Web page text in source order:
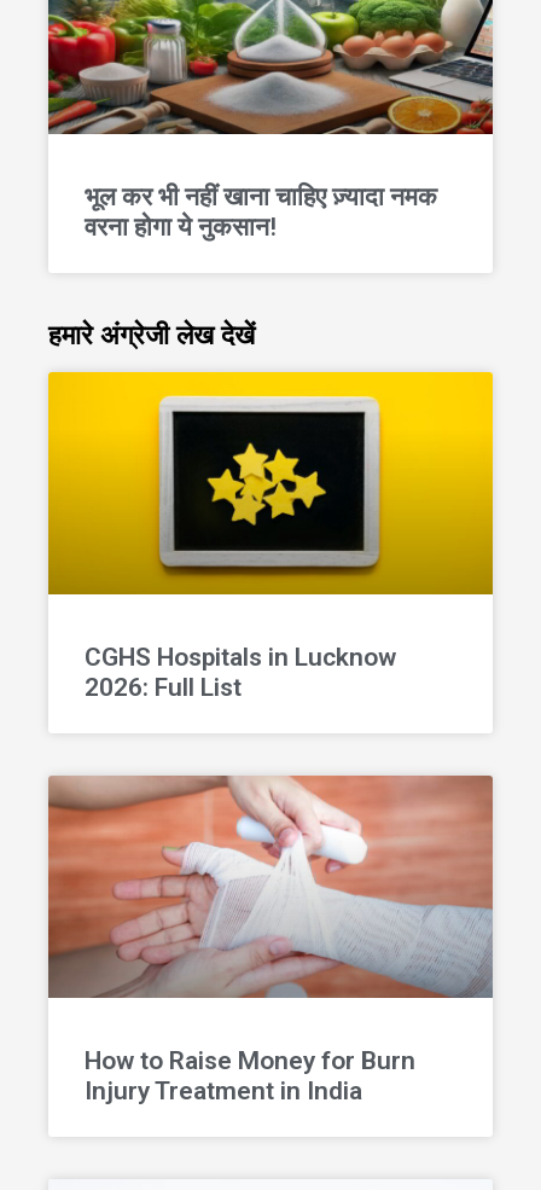
भूल कर भी नहीं खाना चाहिए ज़्यादा नमक
वरना होगा ये नुकसान!
हमारे अंग्रेजी लेख देखें
CGHS Hospitals in Lucknow
2026: Full List
How to Raise Money for Burn
Injury Treatment in India